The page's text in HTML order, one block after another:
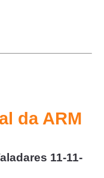
da ARM
11-11-